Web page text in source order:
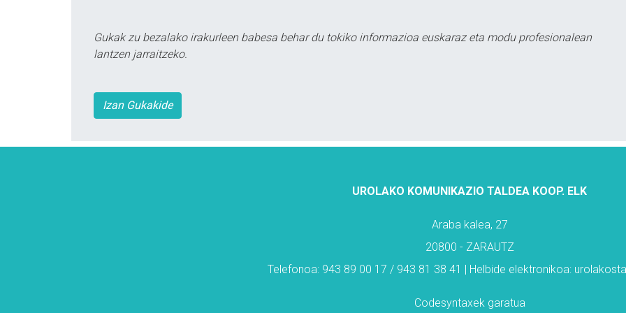
Gukak zu bezalako irakurleen babesa behar du tokiko informazioa euskaraz eta modu profesionalean
lantzen jarraitzeko.
Izan Gukakide
UROLAKO KOMUNIKAZIO TALDEA KOOP. ELK
Araba kalea, 27
20800 - ZARAUTZ
Telefonoa: 943 89 00 17 / 943 81 38 41 | Helbide elektronikoa:
Codesyntaxek garatua